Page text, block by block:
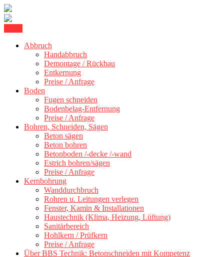
content
BBS Technik GmbH
300 kmAbbruch
Handabbruch
Demontage / Rückbau
Entkernung
Preise / Anfrage
Boden
Fugen schneiden
Bodenbelag-Entfernung
Preise / Anfrage
Bohren, Schneiden, Sägen
Beton sägen
Beton bohren
Betonboden /-decke /-wand
Estrich bohren/sägen
Preise / Anfrage
Kernbohrung
Wanddurchbruch
Rohren u. Leitungen verlegen
Fenster, Kamin & Installationen
Haustechnik (Klima, Heizung, Lüftung)
Sanitärbereich
Hohlkern / Prüfkern
Preise / Anfrage
Über BBS Technik: Betonschneiden mit Kompetenz